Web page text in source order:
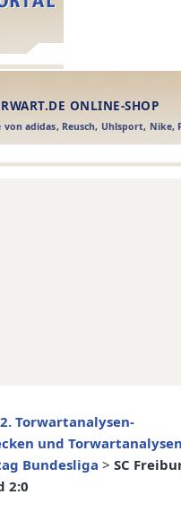
2. Torwartanalysen-
und Torwartanalysen
Bundesliga > SC
2:0